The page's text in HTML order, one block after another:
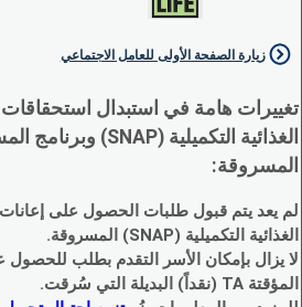
زيارة الصفحة الأولى للعامل الاجتماعي
تغييرات هامة في استبدال
المسروقة:
لم يعد يتم قبول طلبات الحصول على
الغذائية التكميلية (SNAP) المسروقة.
لا يزال بإمكان الأسر التقدم بطلب
المؤقتة TA (نقداً) البديلة التي سُرقت.